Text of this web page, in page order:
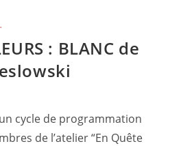
: BLANC de
cycle de programmation
de l’atelier “En Quête